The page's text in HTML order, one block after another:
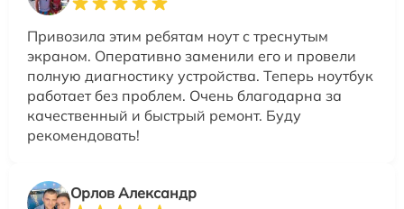
Привозила этим ребятам ноут с треснутым
экраном. Оперативно заменили его и провели
полную диагностику устройства. Теперь ноутбук
работает без проблем. Очень благодарна за
качественный и быстрый ремонт. Буду
рекомендовать!
Орлов Александр